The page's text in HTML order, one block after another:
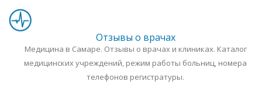
Отзывы о врачах
Медицина в Самаре. Отзывы о врачах и клиниках. Каталог
медицинских учреждений, режим работы больниц, номера
телефонов регистратуры.